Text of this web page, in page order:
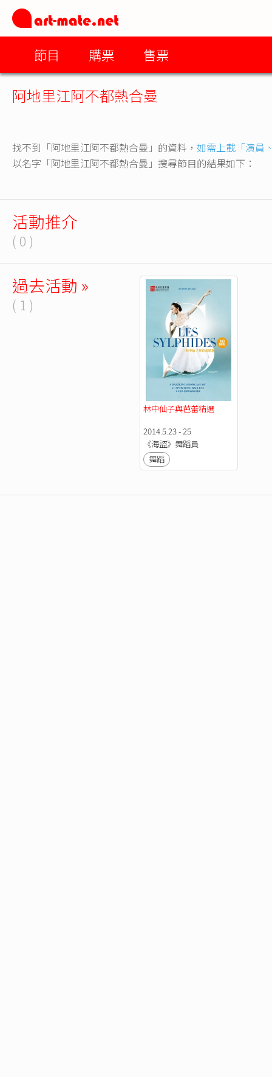
節目 購票 售票
阿地里江阿不都熱合曼
找不到「阿地里江阿不都熱合曼」的資料， 如需上載「演員
以名字「阿地里江阿不都熱合曼」搜尋節目的結果如下：
活動推介
( 0 )
過去活動 »
( 1 )
林中仙子與芭蕾精選
2014.5.23 - 25
《海盜》舞蹈員
舞蹈